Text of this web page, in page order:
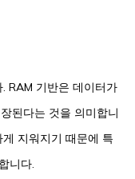
RAM 기반은 데이터가
된다는 것을 의미합니
지워지기 때문에 특
니다.